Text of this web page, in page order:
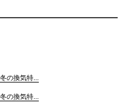
の換気特...
の換気特...